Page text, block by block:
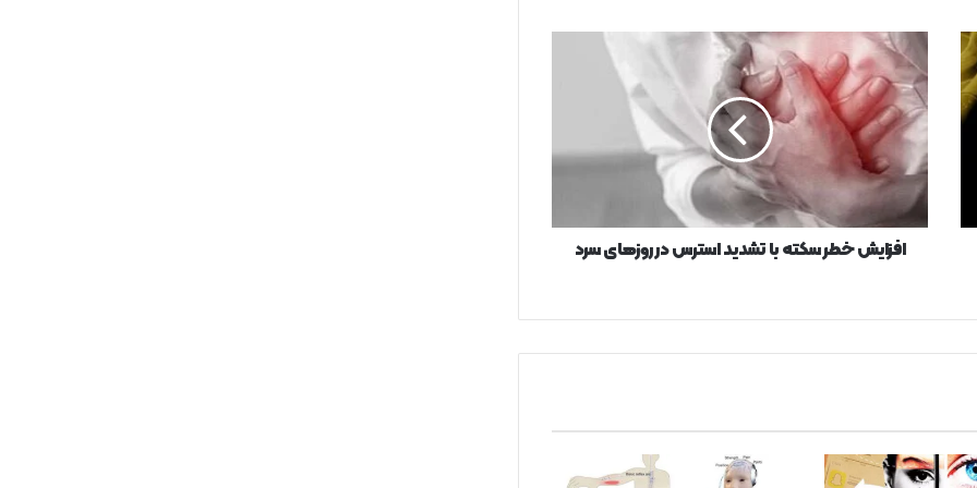
ا
ف
ز
ا
ش
خ
ط
ر
ه
د
ی
د
افزایش خطر سکته با تشدید استرس در روزهای سرد